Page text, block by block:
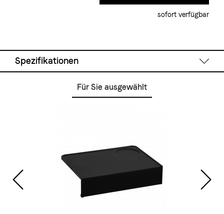
sofort verfügbar
Spezifikationen
Für Sie ausgewählt